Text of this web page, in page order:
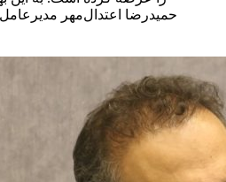
حمیدرضا اعتدال‌مهر